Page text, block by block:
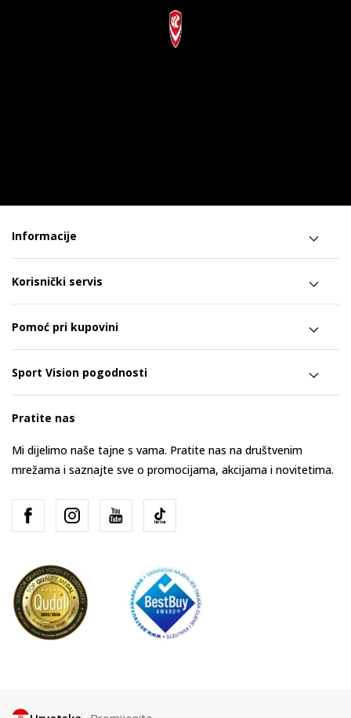
Informacije
Korisnički servis
Pomoć pri kupovini
Sport Vision pogodnosti
Pratite nas
Mi dijelimo naše tajne s vama. Pratite nas na društvenim
mrežama i saznajte sve o promocijama, akcijama i novitetima.